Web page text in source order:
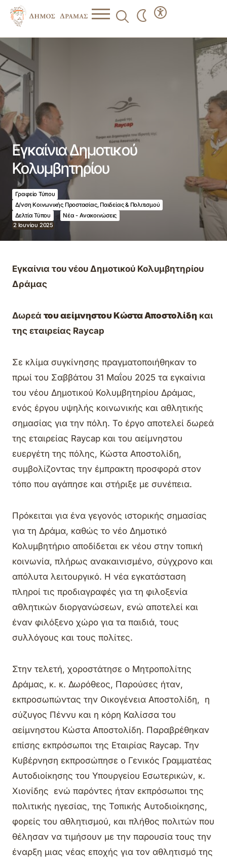
Εγκαίνια Δημοτικού
Κολυμβητηρίου
Γραφείο Τύπου
Δ/νση Κοινωνικής Προστασίας, Παιδείας & Πολιτισμού
Δελτία Τύπου
Νέα - Ανακοινώσεις
2 Ιουνίου 2025
Εγκαίνια του νέου Δημοτικού Κολυμβητηρίου
Δράμας
Δωρεά του αείμνηστου Κώστα Αποστολίδη και
της εταιρείας Raycap
Σε κλίμα συγκίνησης πραγματοποιήθηκαν το
πρωί του Σαββάτου 31 Μαΐου 2025 τα εγκαίνια
του νέου Δημοτικού Κολυμβητηρίου Δράμας,
ενός έργου υψηλής κοινωνικής και αθλητικής
σημασίας για την πόλη. Το έργο αποτελεί δωρεά
της εταιρείας Raycap και του αείμνηστου
ευεργέτη της πόλης, Κώστα Αποστολίδη,
συμβολίζοντας την έμπρακτη προσφορά στον
τόπο που αγάπησε και στήριξε με συνέπεια.
Πρόκειται για ένα γεγονός ιστορικής σημασίας
για τη Δράμα, καθώς το νέο Δημοτικό
Κολυμβητήριο αποδίδεται εκ νέου στην τοπική
κοινωνία, πλήρως ανακαινισμένο, σύγχρονο και
απόλυτα λειτουργικό. Η νέα εγκατάσταση
πληροί τις προδιαγραφές για τη φιλοξενία
αθλητικών διοργανώσεων, ενώ αποτελεί και
έναν φιλόξενο χώρο για τα παιδιά, τους
συλλόγους και τους πολίτες.
Στην τελετή, χοροστάτησε ο Μητροπολίτης
Δράμας, κ. κ. Δωρόθεος, Παρούσες ήταν,
εκπροσωπώντας την Οικογένεια Αποστολίδη, η
σύζυγος Πέννυ και η κόρη Καλίσσα του
αείμνηστου Κώστα Αποστολίδη. Παραβρέθηκαν
επίσης εκπρόσωποι της Εταιρίας Raycap. Την
Κυβέρνηση εκπροσώπησε ο Γενικός Γραμματέας
Αυτοδιοίκησης του Υπουργείου Εσωτερικών, κ.
Χιονίδης ενώ παρόντες ήταν εκπρόσωποι της
πολιτικής ηγεσίας, της Τοπικής Αυτοδιοίκησης,
φορείς του αθλητισμού, και πλήθος πολιτών που
θέλησαν να τιμήσουν με την παρουσία τους την
έναρξη μιας νέας εποχής για τον αθλητισμό της